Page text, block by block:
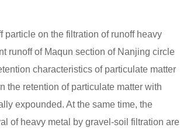
on the filtration of runoff heavy
runoff of Maqun section of Nanjing circle
characteristics of particulate matter
the retention of particulate matter with
expounded. At the same time, the
of heavy metal by gravel-soil filtration are